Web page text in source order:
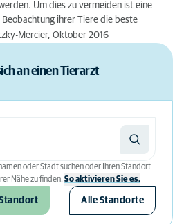
Um dies zu vermeiden ist eine
ihrer Tiere die beste
Mercier, Oktober 2016
an einen Tierarzt
oder Stadt suchen oder Ihren Standort
Nähe zu finden. So aktivieren Sie es.
Alle Standorte